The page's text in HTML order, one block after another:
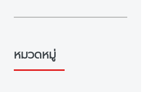
หมวดหมู่